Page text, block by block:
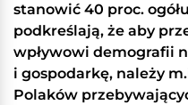
stanowić 40 proc.
podkreślają, że aby
wpływowi demografii
i gospodarkę, należy
Polaków